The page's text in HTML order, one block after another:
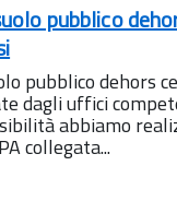
pubblico
pubblico dehors
dagli uffici
abbiamo
collegata...